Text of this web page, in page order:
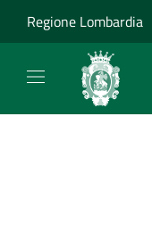
Regione Lombardia